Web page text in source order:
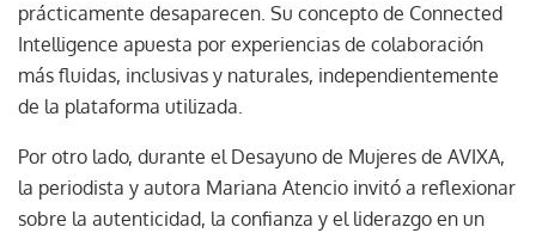
prácticamente desaparecen. Su concepto de Connected
Intelligence apuesta por experiencias de colaboración
más fluidas, inclusivas y naturales, independientemente
de la plataforma utilizada.
Por otro lado, durante el Desayuno de Mujeres de AVIXA,
la periodista y autora Mariana Atencio invitó a reflexionar
sobre la autenticidad, la confianza y el liderazgo en un